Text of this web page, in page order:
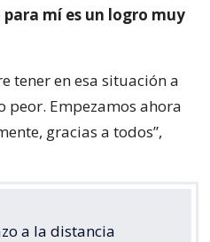
mí es un logro muy
tener en esa situación a
peor. Empezamos ahora
gracias a todos”,
a la distancia